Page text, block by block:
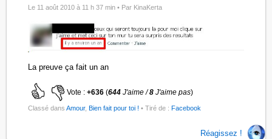
Le 11 août 2010 à 11 h 37 min • Par KinaKerta
La preuve ça fait un an
Vote :+636 (644J'aime /8 J'aime pas)
Classé dansAmour,Bien fait pour toi ! • Tiré de :Facebook
Réagissez !